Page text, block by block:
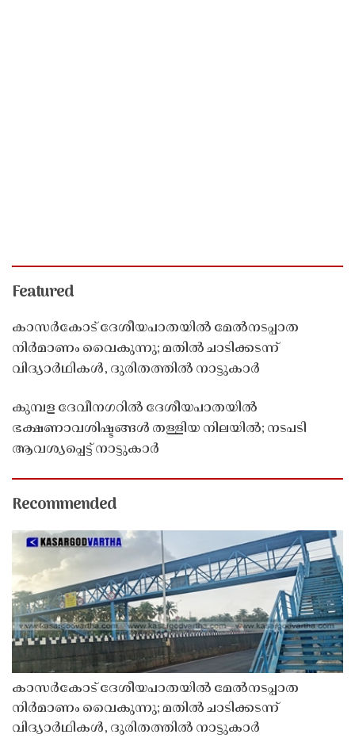
Featured
കാസർകോട് ദേശീയപാതയിൽ മേൽനടപ്പാത
നിർമാണം വൈകുന്നു; മതിൽ ചാടിക്കടന്ന്
വിദ്യാർഥികൾ, ദുരിതത്തിൽ നാട്ടുകാർ
കുമ്പള ദേവീനഗറിൽ ദേശീയപാതയിൽ
ഭക്ഷണാവശിഷ്ടങ്ങൾ തള്ളിയ നിലയിൽ; നടപടി
ആവശ്യപ്പെട്ട് നാട്ടുകാർ
Recommended
കാസർകോട് ദേശീയപാതയിൽ മേൽനടപ്പാത
നിർമാണം വൈകുന്നു; മതിൽ ചാടിക്കടന്ന്
വിദ്യാർഥികൾ, ദുരിതത്തിൽ നാട്ടുകാർ